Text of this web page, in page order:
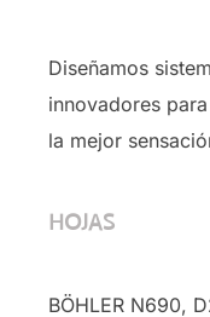
Diseñamos
innovadores
la mejor
HOJAS
BÖHLER N690,